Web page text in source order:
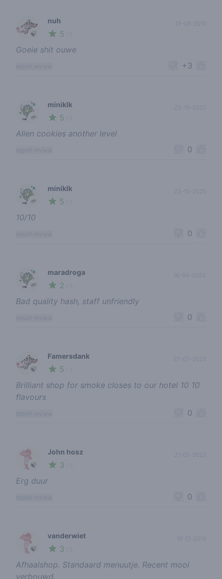
🍃
nuh
5
13-06-2019
Goeie shit ouwe
+3
🌱
miniklk
5
23-10-2025
Alien cookies another level
0
🌱
miniklk
5
23-10-2025
10/10
0
🌱
maradroga
2
Bad quality hash, staff unfriendly
0
🍃
Famersdank
5
Brilliant shop for smoke closes to our hotel 10 10
flavours
0
🍃
John hosz
3
Erg duur
0
🍃
vanderwiet
3
Afhaalshop. Standaard menuutje. Recent mooi
verbouwd.